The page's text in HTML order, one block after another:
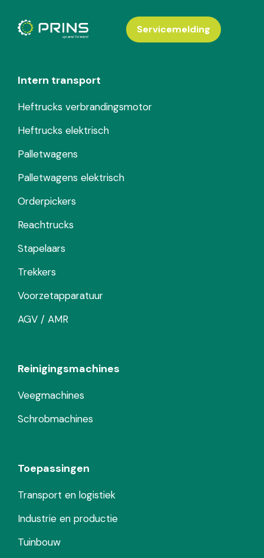
Intern transport
Heftrucks verbrandingsmotor
Heftrucks elektrisch
Palletwagens
Palletwagens elektrisch
Orderpickers
Reachtrucks
Stapelaars
Trekkers
Voorzetapparatuur
AGV / AMR
Reinigingsmachines
Veegmachines
Schrobmachines
Toepassingen
Transport en logistiek
Industrie en productie
Tuinbouw
Servicemelding